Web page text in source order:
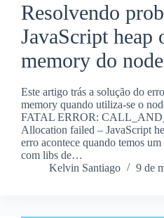
Resolvendo
JavaScript heap
memory do node
Este artigo trás a solução do
memory quando utiliza-se o
FATAL ERROR:
Allocation failed – JavaScript
erro acontece quando temos
com libs de…
Kelvin Santiago
9 de